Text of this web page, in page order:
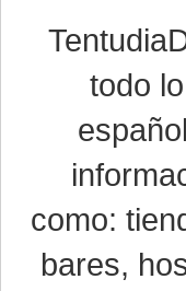
todo
como:
bares,